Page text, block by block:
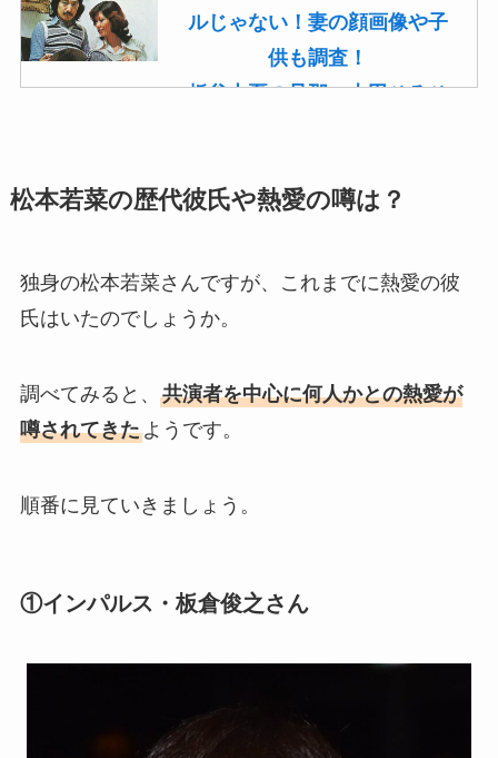
ルじゃない！妻の顔画像や子
供も調査！
板谷由夏の旦那・古田ひろひ
菊池桃子の旦那・新原浩朗(官
馴れ初めも調査！
滝沢カレンと旦那・太田光る
や収入に妊娠の噂も調査！
斉藤由貴と夫・小井延安はモ
藤崎奈々子の旦那・森下一喜
バい！子供情報も調査！
しない理由は？馴れ初めや年
あいのり桃の旦那・大西翔の
松本若菜の歴代彼氏や熱愛の噂は？
独身の松本若菜さんですが、これまでに熱愛の彼
氏はいたのでしょうか。
調べてみると、 共演者を中心に何人かとの熱愛が
噂されてきたようです。
順番に見ていきましょう。
①インパルス・板倉俊之さん